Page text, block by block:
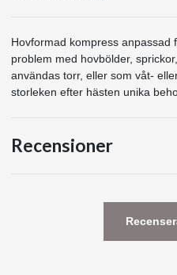
Hovformad kompress anpassad
problem med hovbölder,
användas torr, eller som våt-
storleken efter hästen unika
Recensioner